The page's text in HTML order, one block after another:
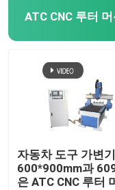
ATC CNC 루터 머
자동차 도구 가변기
600*900mm과
은 ATC CNC 루터